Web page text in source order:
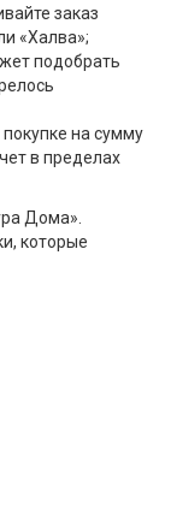
заказ
«Халва»;
подобрать
на сумму
в пределах
Дома».
которые